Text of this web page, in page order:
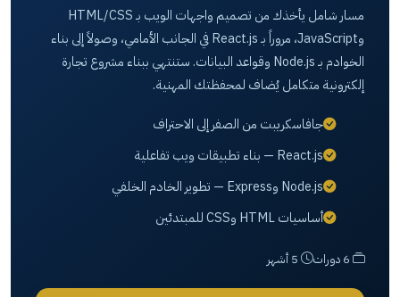
مسار شامل يأخذك من تصميم واجهات الويب بـ HTML/CSS
وJavaScript، مروراً بـ React.js في الجانب الأمامي، وصولاً إلى بناء
الخوادم بـ Node.js وقواعد البيانات. ستنتهي ببناء مشروع تجارة
إلكترونية متكامل يُضاف لمحفظتك المهنية.
جافاسكريبت من الصفر إلى الاحتراف
React.js — بناء تطبيقات ويب تفاعلية
Node.js وExpress — تطوير الخادم الخلفي
أساسيات HTML وCSS للمبتدئين
6 دورات 5 أشهر